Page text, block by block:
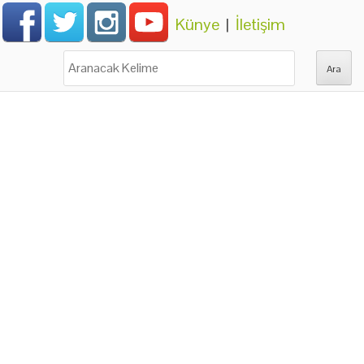
Künye | İletişim